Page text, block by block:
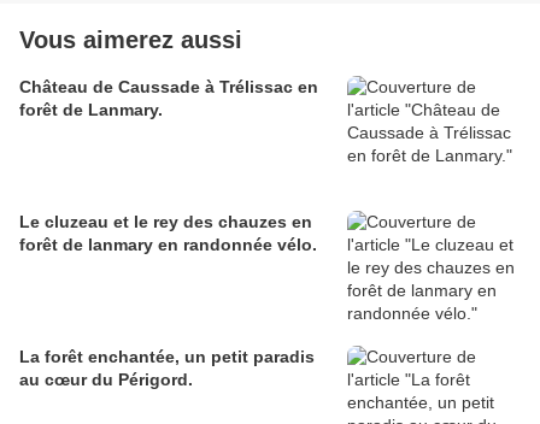
Vous aimerez aussi
Château de Caussade à Trélissac en
forêt de Lanmary.
Le cluzeau et le rey des chauzes en
forêt de lanmary en randonnée vélo.
La forêt enchantée, un petit paradis
au cœur du Périgord.